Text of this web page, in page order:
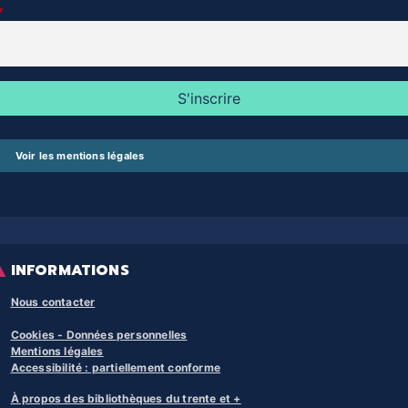
Voir les mentions légales
INFORMATIONS
Nous contacter
Cookies - Données personnelles
Mentions légales
Accessibilité : partiellement conforme
À propos des bibliothèques du trente et +